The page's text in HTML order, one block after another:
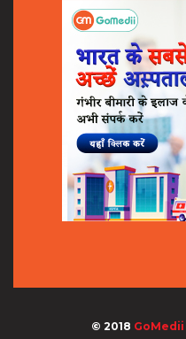
© 2018 GoMedii